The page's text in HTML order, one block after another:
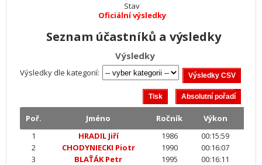
Stav
Oficiální výsledky
Seznam účastníků a výsledky
Výsledky
Výsledky dle kategorií:
Poř. Jméno Ročník
Výkon
1
HRADIL Jiří 1986
00:15:59
2
CHODYNIECKI Piotr 1990
00:16:07
3
BLAŤÁK Petr 1995
00:16:11